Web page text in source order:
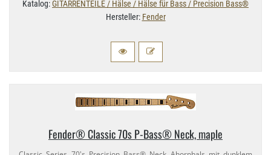
Katalog:GITARRENTEILE / Hälse / Hälse für Bass / Precision Bass®
Hersteller: Fender
Fender® Classic 70s P-​Bass® Neck, maple